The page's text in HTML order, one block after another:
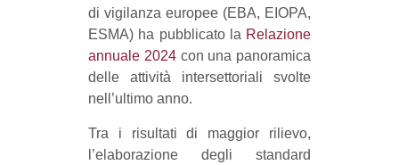
di vigilanza europee (EBA, EIOPA,
ESMA) ha pubblicato la Relazione
annuale 2024con una panoramica
delle attività intersettoriali svolte
nell’ultimo anno.
Tra i risultati di maggior rilievo,
l’elaborazione degli standard